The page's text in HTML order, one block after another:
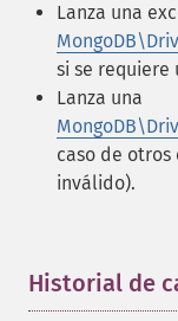
Lanza una
si se
Lanza una
caso de
inválido).
Historial de